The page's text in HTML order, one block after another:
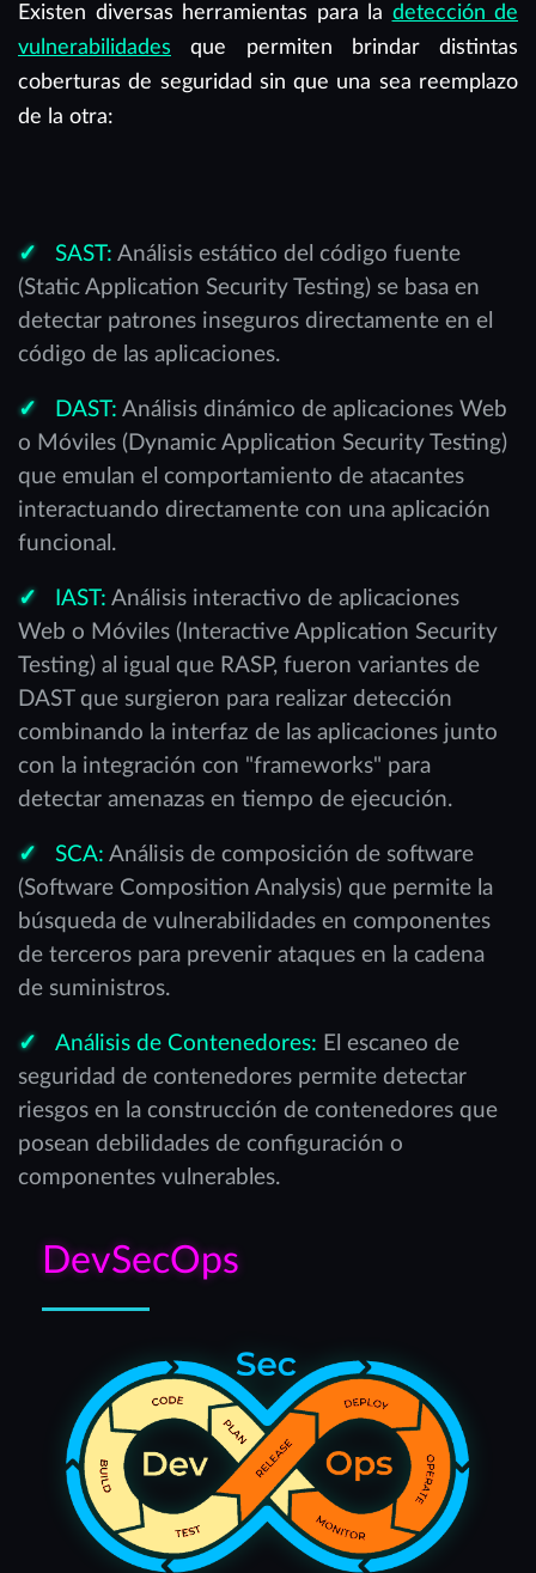
Existen diversas herramientas para la detección de
vulnerabilidades que permiten brindar distintas
coberturas de seguridad sin que una sea reemplazo
de la otra:
SAST: Análisis estático del código fuente
(Static Application Security Testing) se basa en
detectar patrones inseguros directamente en el
código de las aplicaciones.
DAST: Análisis dinámico de aplicaciones Web
o Móviles (Dynamic Application Security Testing)
que emulan el comportamiento de atacantes
interactuando directamente con una aplicación
funcional.
IAST: Análisis interactivo de aplicaciones
Web o Móviles (Interactive Application Security
Testing) al igual que RASP, fueron variantes de
DAST que surgieron para realizar detección
combinando la interfaz de las aplicaciones junto
con la integración con "frameworks" para
detectar amenazas en tiempo de ejecución.
SCA: Análisis de composición de software
(Software Composition Analysis) que permite la
búsqueda de vulnerabilidades en componentes
de terceros para prevenir ataques en la cadena
de suministros.
Análisis de Contenedores: El escaneo de
seguridad de contenedores permite detectar
riesgos en la construcción de contenedores que
posean debilidades de configuración o
componentes vulnerables.
DevSecOps